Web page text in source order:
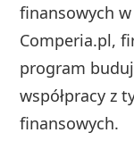
finansowych
Comperia.pl,
program
współpracy z
finansowych.